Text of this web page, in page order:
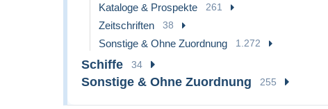
Kataloge & Prospekte 261
Zeitschriften 38
Sonstige & Ohne Zuordnung 1.272
Schiffe 34
Sonstige & Ohne Zuordnung 255